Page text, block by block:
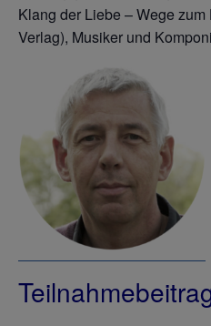
Klang der Liebe – Wege zum
Verlag), Musiker und